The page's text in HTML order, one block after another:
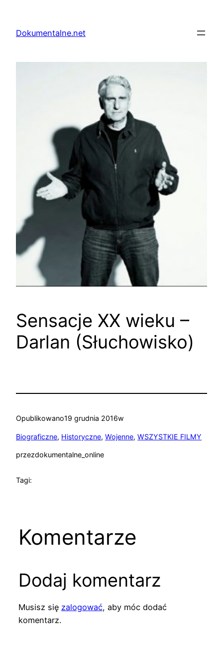
treściDokumentalne.net
Sensacje XX wieku –
Darlan (Słuchowisko)
Opublikowano19 grudnia 2016w
Biograficzne, Historyczne, Wojenne, WSZYSTKIE FILMY
przezdokumentalne_online
Tagi:
Komentarze
Dodaj komentarz
Musisz się zalogować, aby móc dodać
komentarz.